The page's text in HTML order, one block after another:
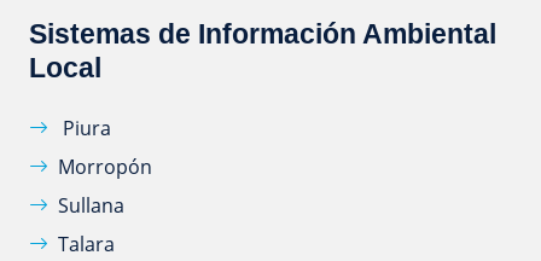
Sistemas de Información Ambiental
Local
Piura
Morropón
Sullana
Talara